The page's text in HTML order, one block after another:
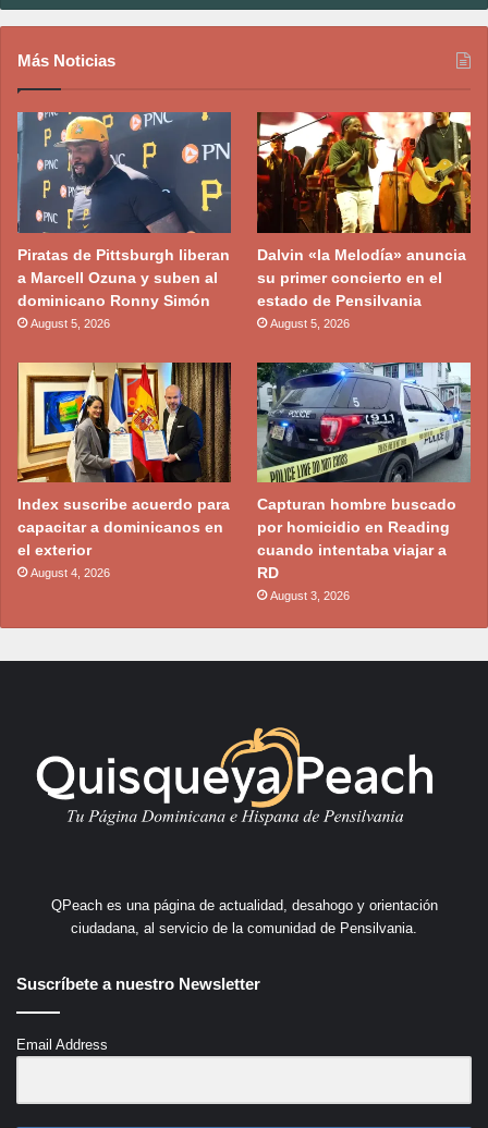
Más Noticias
Piratas de Pittsburgh liberan
a Marcell Ozuna y suben al
dominicano Ronny Simón
August 5, 2026
Dalvin «la Melodía» anuncia
su primer concierto en el
estado de Pensilvania
August 5, 2026
Index suscribe acuerdo para
capacitar a dominicanos en
el exterior
August 4, 2026
Capturan hombre buscado
por homicidio en Reading
cuando intentaba viajar a
RD
August 3, 2026
QPeach es una página de actualidad, desahogo y orientación
ciudadana, al servicio de la comunidad de Pensilvania.
Suscríbete a nuestro Newsletter
Email Address